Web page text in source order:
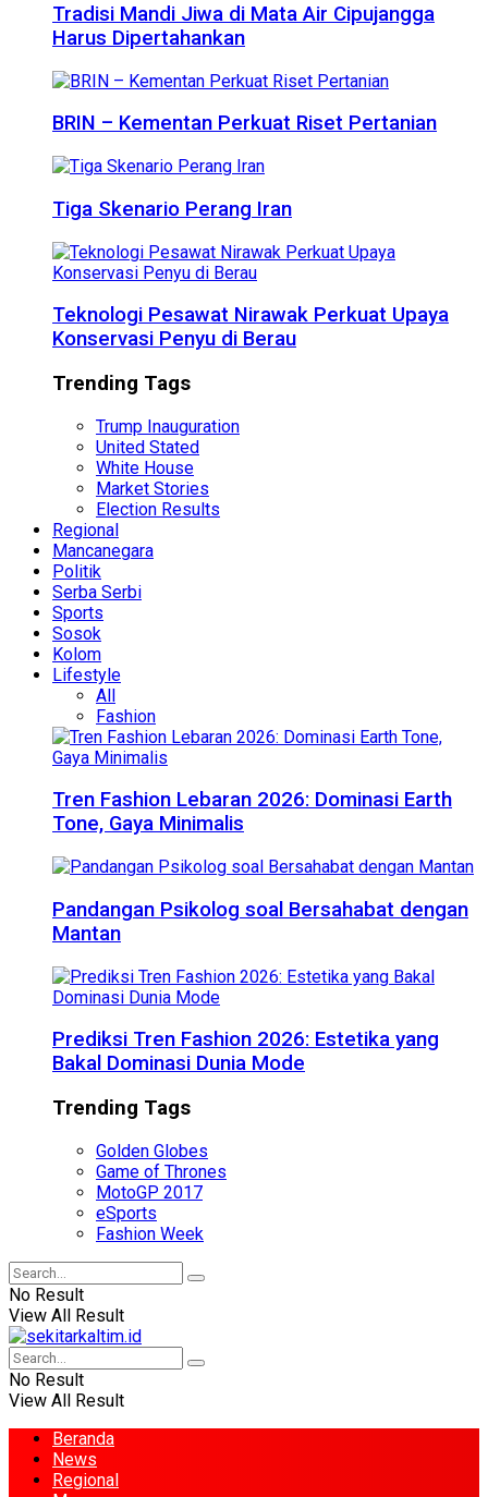
Tradisi Mandi Jiwa di Mata Air Cipujangga
Harus Dipertahankan
BRIN – Kementan Perkuat Riset Pertanian
Tiga Skenario Perang Iran
Teknologi Pesawat Nirawak Perkuat Upaya
Konservasi Penyu di Berau
Trending Tags
Trump Inauguration
United Stated
White House
Market Stories
Election Results
Regional
Mancanegara
Politik
Serba Serbi
Sports
Sosok
Kolom
Lifestyle
All
Fashion
Tren Fashion Lebaran 2026: Dominasi Earth
Tone, Gaya Minimalis
Pandangan Psikolog soal Bersahabat dengan
Mantan
Prediksi Tren Fashion 2026: Estetika yang
Bakal Dominasi Dunia Mode
Trending Tags
Golden Globes
Game of Thrones
MotoGP 2017
eSports
Fashion Week
No Result
View All Result
No Result
View All Result
Beranda
News
Regional